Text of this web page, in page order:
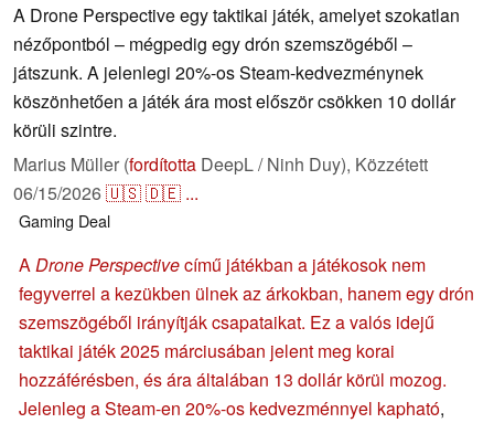
A Drone Perspective egy taktikai játék, amelyet szokatlan
nézőpontból – mégpedig egy drón szemszögéből –
játszunk. A jelenlegi 20%-os Steam-kedvezménynek
köszönhetően a játék ára most először csökken 10 dollár
körüli szintre.
Marius Müller (fordította DeepL / Ninh Duy), Közzétett
06/15/2026🇺🇸🇩🇪 ...
Gaming Deal
ADrone Perspectivecímű játékban a játékosok nem
fegyverrel a kezükben ülnek az árkokban, hanem egy drón
szemszögéből irányítják csapataikat. Ez a valós idejű
taktikai játék 2025 márciusában jelent meg korai
hozzáférésben, és ára általában 13 dollár körül mozog.
Jelenleg a Steam-en 20%-os kedvezménnyel kapható,